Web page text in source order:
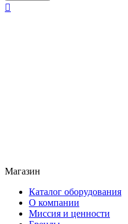

Магазин
Каталог оборудования
О компании
Миссия и ценности